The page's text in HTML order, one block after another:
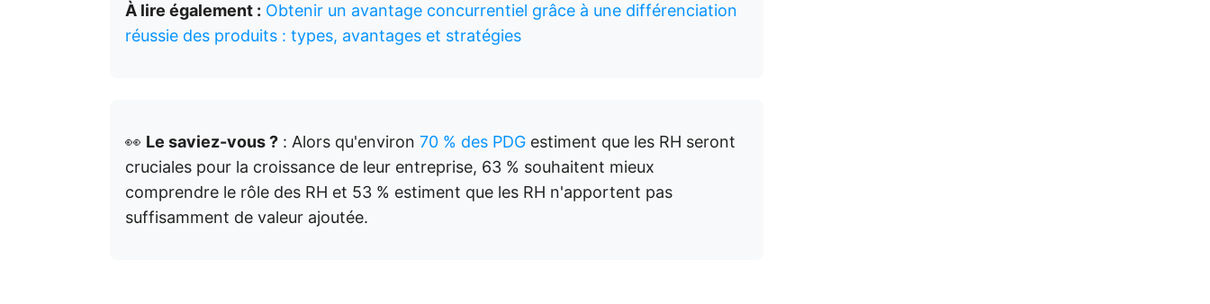
À lire également : Obtenir un avantage concurrentiel grâce à une différenciation
réussie des produits : types, avantages et stratégies
👀 Le saviez-vous ? : Alors qu'environ 70 % des PDG estiment que les RH seront
cruciales pour la croissance de leur entreprise, 63 % souhaitent mieux
comprendre le rôle des RH et 53 % estiment que les RH n'apportent pas
suffisamment de valeur ajoutée.